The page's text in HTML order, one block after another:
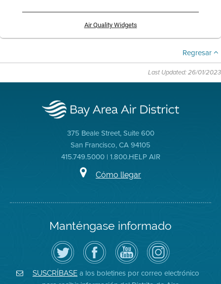
Air Quality Widgets
Regresar
Last Updated: 26/01/2023
375 Beale Street, Suite 600
San Francisco, CA 94105
415.749.5000 | 1.800.HELP AIR
Cómo llegar
Manténgase informado
Siga
el
Distrito
de
Aire
en
Visite
la
página
de
Facebook
del
Canal
de
YouTube
del
Distrito
de
Air
District
on
Instagram
SUSCRÍBASE a los boletines por correo electrónico